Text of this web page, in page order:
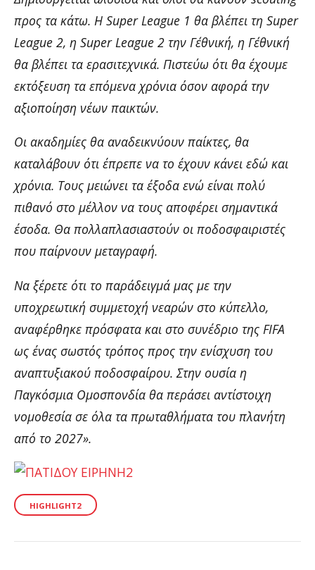
προς τα κάτω. Η Super League 1 θα βλέπει τη Super
League 2, η Super League 2 την Γ΄εθνική, η Γ΄εθνική
θα βλέπει τα ερασιτεχνικά. Πιστεύω ότι θα έχουμε
εκτόξευση τα επόμενα χρόνια όσον αφορά την
αξιοποίηση νέων παικτών.
Οι ακαδημίες θα αναδεικνύουν παίκτες, θα
καταλάβουν ότι έπρεπε να το έχουν κάνει εδώ και
χρόνια. Τους μειώνει τα έξοδα ενώ είναι πολύ
πιθανό στο μέλλον να τους αποφέρει σημαντικά
έσοδα. Θα πολλαπλασιαστούν οι ποδοσφαιριστές
που παίρνουν μεταγραφή.
Να ξέρετε ότι το παράδειγμά μας με την
υποχρεωτική συμμετοχή νεαρών στο κύπελλο,
αναφέρθηκε πρόσφατα και στο συνέδριο της FIFA
ως ένας σωστός τρόπος προς την ενίσχυση του
αναπτυξιακού ποδοσφαίρου. Στην ουσία η
Παγκόσμια Ομοσπονδία θα περάσει αντίστοιχη
νομοθεσία σε όλα τα πρωταθλήματα του πλανήτη
από το 2027».
HIGHLIGHT2